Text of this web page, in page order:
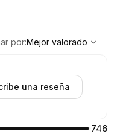
valorado
por:Mejor valorado
746
una reseña